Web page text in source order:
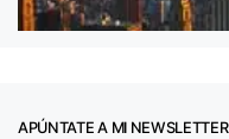
APÚNTATE A MI